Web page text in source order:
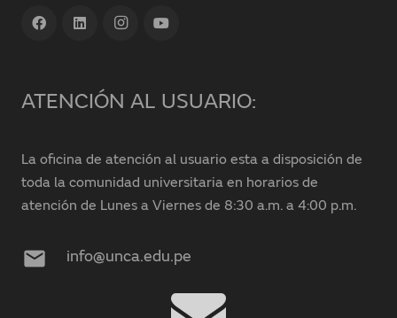
ATENCIÓN AL USUARIO:
La oficina de atención al usuario esta a disposición de
toda la comunidad universitaria en horarios de
atención de Lunes a Viernes de 8:30 a.m. a 4:00 p.m.
mail info@unca.edu.pe